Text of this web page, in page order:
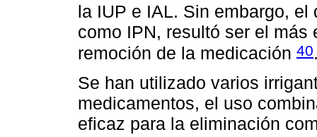
la IUP e IAL. Sin embargo,
como IPN, resultó ser el
remoción de la medicación 40
Se han utilizado varios
medicamentos, el uso
eficaz para la eliminación